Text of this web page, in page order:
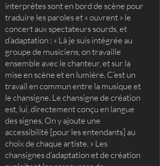
interprètes sont en bord de scène pour
traduire les paroles et « ouvrent » le
concert aux spectateurs sourds, et
d’adaptation : « Là je suis intégrée au
groupe de musiciens, on travaille
ensemble avec le chanteur, et sur la
mise en scène et en lumière. C’est un
travail en commun entre la musique et
le chansigne. Le chansigne de création
est, lui, directement conçu en langue
des signes. On y ajoute une
accessibilité [pour les entendants] au
choix de chaque artiste. » Les
chansignes d’adaptation et de création